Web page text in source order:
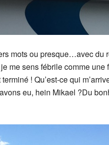
mots ou presque…avec du
me sens fébrile comme une
! Qu’est-ce qui
eu, hein Mikael ?Du